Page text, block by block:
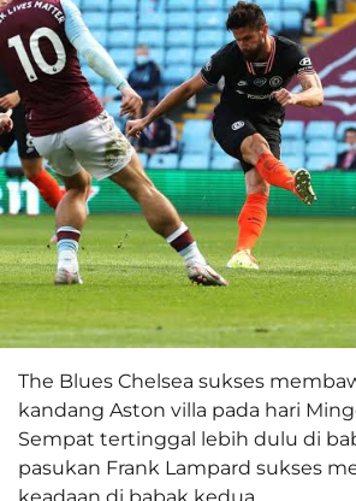
The Blues Chelsea sukses
kandang Aston villa pada hari
Sempat tertinggal lebih dulu di
pasukan Frank Lampard sukses
keadaan di babak kedua.